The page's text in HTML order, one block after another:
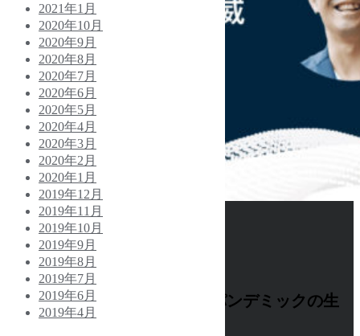
2021年1月
2020年10月
2020年9月
2020年8月
2020年7月
2020年6月
2020年5月
2020年4月
2020年3月
2020年2月
2020年1月
2019年12月
2019年11月
2019年10月
2019年9月
2019年8月
2019年7月
2019年6月
2019年4月
対 談 記 事
BIOTOPE TIDE Talk #1
「歴史学者と考えるポストパンデミックの生
き方」